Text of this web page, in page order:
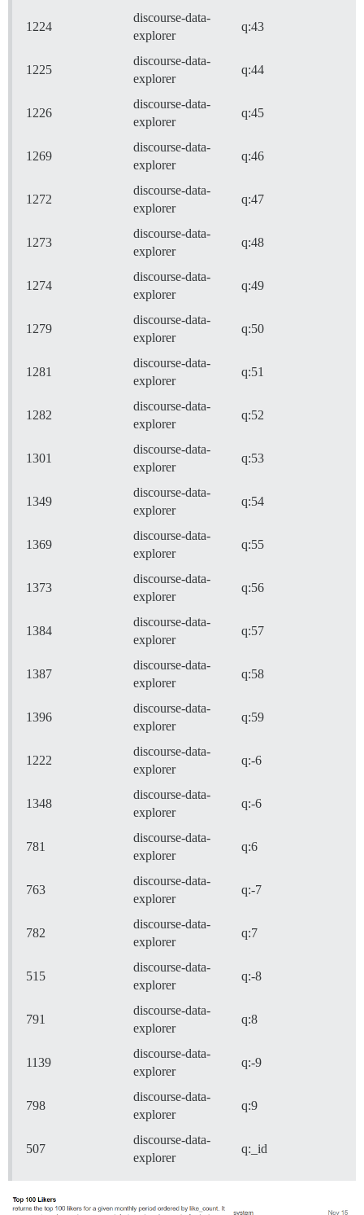
1224
discourse-data-
explorer
q:43
1225
discourse-data-
explorer
q:44
1226
discourse-data-
explorer
q:45
1269
discourse-data-
explorer
q:46
1272
discourse-data-
explorer
q:47
1273
discourse-data-
explorer
q:48
1274
discourse-data-
explorer
q:49
1279
discourse-data-
explorer
q:50
1281
discourse-data-
explorer
q:51
1282
discourse-data-
explorer
q:52
1301
discourse-data-
explorer
q:53
1349
discourse-data-
explorer
q:54
1369
discourse-data-
explorer
q:55
1373
discourse-data-
explorer
q:56
1384
discourse-data-
explorer
q:57
1387
discourse-data-
explorer
q:58
1396
discourse-data-
explorer
q:59
1222
discourse-data-
explorer
q:-6
1348
discourse-data-
explorer
q:-6
781
discourse-data-
explorer
q:6
763
discourse-data-
explorer
q:-7
782
discourse-data-
explorer
q:7
515
discourse-data-
explorer
q:-8
791
discourse-data-
explorer
q:8
1139
discourse-data-
explorer
q:-9
798
discourse-data-
explorer
q:9
507
discourse-data-
explorer
q:_id